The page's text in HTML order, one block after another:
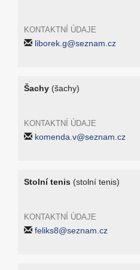
KONTAKTNÍ ÚDAJE
liborek.g@seznam.cz
Šachy (šachy)
KONTAKTNÍ ÚDAJE
komenda.v@seznam.cz
Stolní tenis (stolní tenis)
KONTAKTNÍ ÚDAJE
feliks8@seznam.cz